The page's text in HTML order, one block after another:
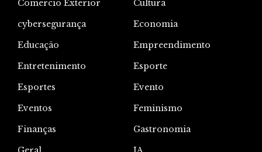
Comercio Exterior
Cultura
cybersegurança
Economia
Educação
Empreendimento
Entretenimento
Esporte
Esportes
Evento
Eventos
Feminismo
Finanças
Gastronomia